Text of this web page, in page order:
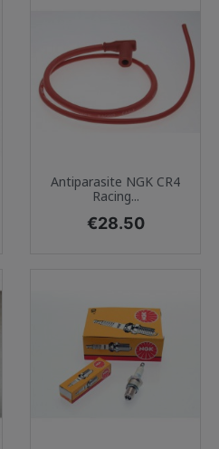
Antiparasite NGK CR4
Racing...
Price
€28.50